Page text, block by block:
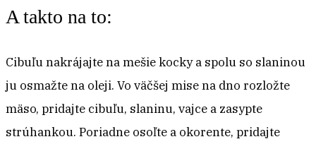
A takto na to:
Cibuľu nakrájajte na mešie kocky a spolu so slaninou
ju osmažte na oleji. Vo väčšej mise na dno rozložte
mäso, pridajte cibuľu, slaninu, vajce a zasypte
strúhankou. Poriadne osoľte a okorente, pridajte